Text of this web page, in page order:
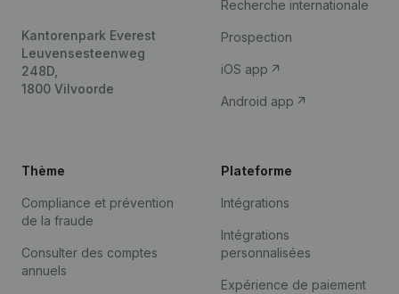
Kantorenpark Everest
Leuvensesteenweg
248D,
1800 Vilvoorde
Recherche internationale
Prospection
iOS app
Android app
Thème
Compliance et prévention
de la fraude
Consulter des comptes
annuels
Plateforme
Intégrations
Intégrations
personnalisées
Expérience de paiement